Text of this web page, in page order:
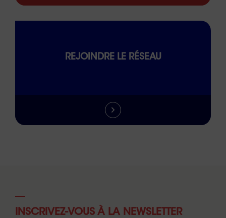
REJOINDRE LE RÉSEAU
INSCRIVEZ-VOUS À LA NEWSLETTER